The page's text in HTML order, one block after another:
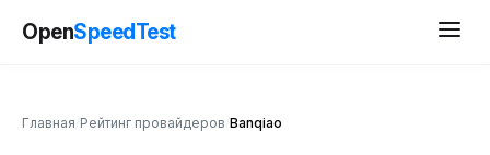
OpenSpeedTest
Главная Рейтинг провайдеров Banqiao